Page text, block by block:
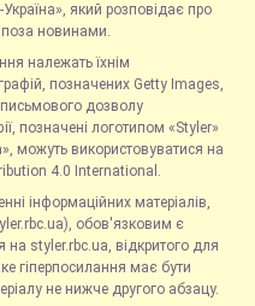
який розповідає про
поза новинами.
належать їхнім
позначених Getty Images,
дозволу
позначені логотипом «Styler»
можуть використовуватися на
4.0 International.
інформаційних матеріалів,
обов'язковим є
на styler.rbc.ua, відкритого для
гіперпосилання має бути
не нижче другого абзацу.